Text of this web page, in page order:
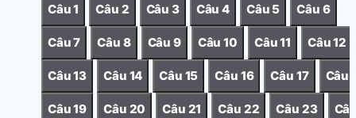
Câu 1 Câu 2 Câu 3 Câu 4 Câu 5 Câu 6
Câu 7 Câu 8 Câu 9 Câu 10 Câu 11 Câu 12
Câu 13 Câu 14 Câu 15 Câu 16 Câu 17 Câu
Câu 19 Câu 20 Câu 21 Câu 22 Câu 23